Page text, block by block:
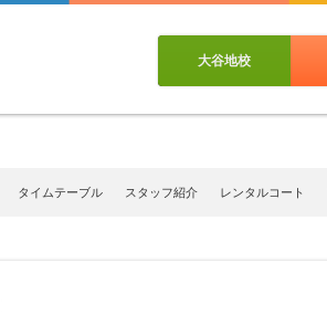
大谷地校
タイムテーブル スタッフ紹介 レンタルコート